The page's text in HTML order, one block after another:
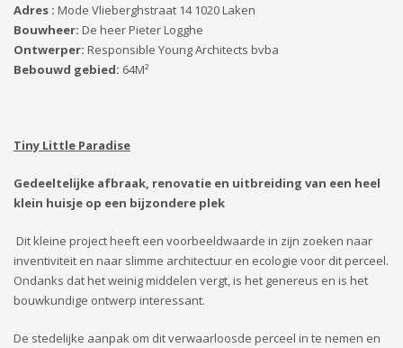
Adres : Mode Vlieberghstraat 14 1020 Laken
Bouwheer: De heer Pieter Logghe
Ontwerper: Responsible Young Architects bvba
Bebouwd gebied: 64M²
Tiny Little Paradise
Gedeeltelijke afbraak, renovatie en uitbreiding van een heel
klein huisje op een bijzondere plek
Dit kleine project heeft een voorbeeldwaarde in zijn zoeken naar
inventiviteit en naar slimme architectuur en ecologie voor dit perceel.
Ondanks dat het weinig middelen vergt, is het genereus en is het
bouwkundige ontwerp interessant.
De stedelijke aanpak om dit verwaarloosde perceel in te nemen en